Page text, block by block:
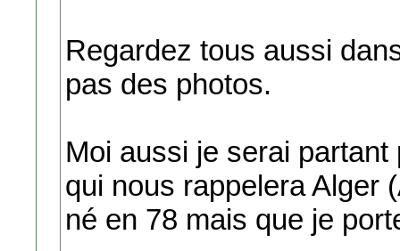
Regardez tous aussi
pas des photos.
Moi aussi je serai
qui nous rappelera Alger
né en 78 mais que je